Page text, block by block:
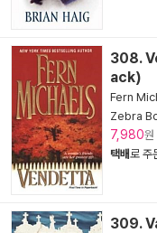
308.
ack)
Fern
Zebra
7,980
택배로 주
309.